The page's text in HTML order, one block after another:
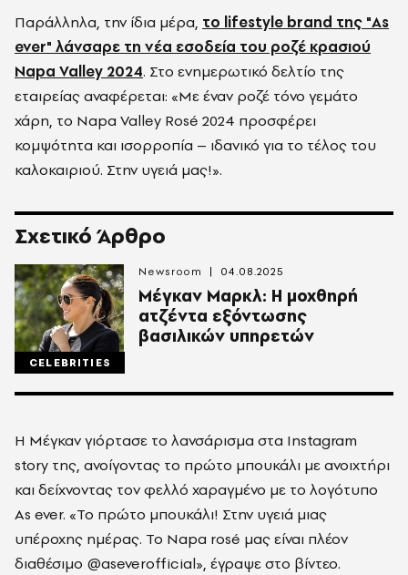
Παράλληλα, την ίδια μέρα, το lifestyle brand της "As
ever" λάνσαρε τη νέα εσοδεία του ροζέ κρασιού
Napa Valley 2024. Στο ενημερωτικό δελτίο της
εταιρείας αναφέρεται: «Με έναν ροζέ τόνο γεμάτο
χάρη, το Napa Valley Rosé 2024 προσφέρει
κομψότητα και ισορροπία – ιδανικό για το τέλος του
καλοκαιριού. Στην υγειά μας!».
Σχετικό Άρθρο
CELEBRITIES
Μέγκαν Μαρκλ: Η μοχθηρή
ατζέντα εξόντωσης
βασιλικών υπηρετών
Newsroom 04.08.2025
Η Μέγκαν γιόρτασε το λανσάρισμα στα Instagram
story της, ανοίγοντας το πρώτο μπουκάλι με ανοιχτήρι
και δείχνοντας τον φελλό χαραγμένο με το λογότυπο
As ever. «Το πρώτο μπουκάλι! Στην υγειά μιας
υπέροχης ημέρας. Το Napa rosé μας είναι πλέον
διαθέσιμο @aseverofficial», έγραψε στο βίντεο.